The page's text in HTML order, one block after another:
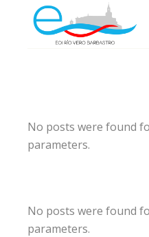
No posts were found
parameters.
No posts were found
parameters.